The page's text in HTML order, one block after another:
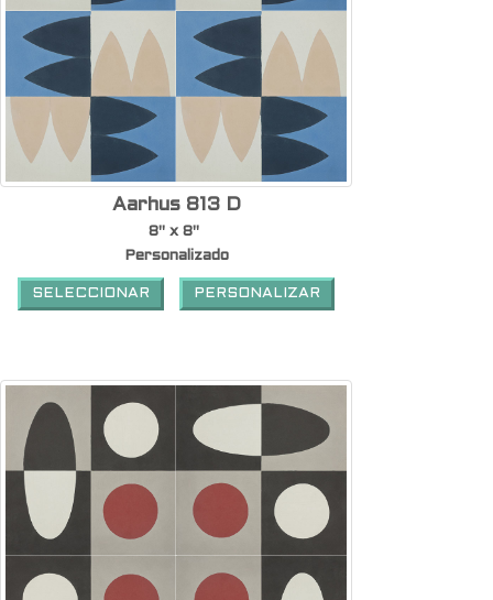
Aarhus 813 D
8" x 8"
Personalizado
SELECCIONAR PERSONALIZAR